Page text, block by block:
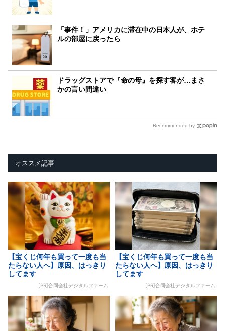
「事件！」アメリカに滞在中の日本人が、ホテ
ルの部屋に戻ったら
ドラッグストアで『命の母』を探す客が…まさ
かの言い間違い
Recommended by
オススメ記事
【宝くじ何年も買って一度も当
たらない人へ】原因、はっきり
してます
[PR]合同会社デジタルファーム
【宝くじ何年も買って一度も当
たらない人へ】原因、はっきり
してます
[PR]合同会社デジタルファーム